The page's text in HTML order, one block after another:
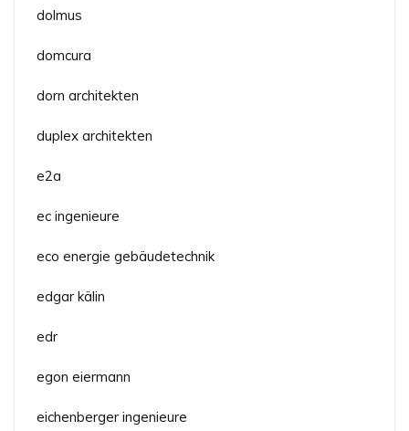
dolmus
domcura
dorn architekten
duplex architekten
e2a
ec ingenieure
eco energie gebäudetechnik
edgar kälin
edr
egon eiermann
eichenberger ingenieure